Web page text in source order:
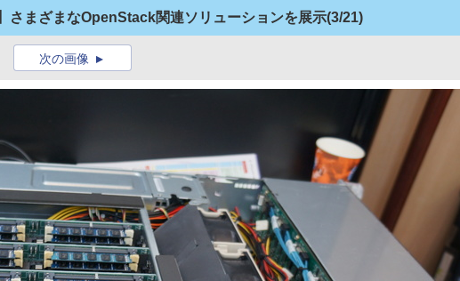
さまざまなOpenStack関連ソリューションを展示(3/21)
次の画像